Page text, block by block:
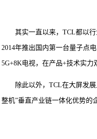
其实一直以来，TCL都以
2014年推出国内第一台量子点
5G+8K电视，在产品+技术实力
除此以外，TCL在大屏发
整机”垂直产业链一体化优势的